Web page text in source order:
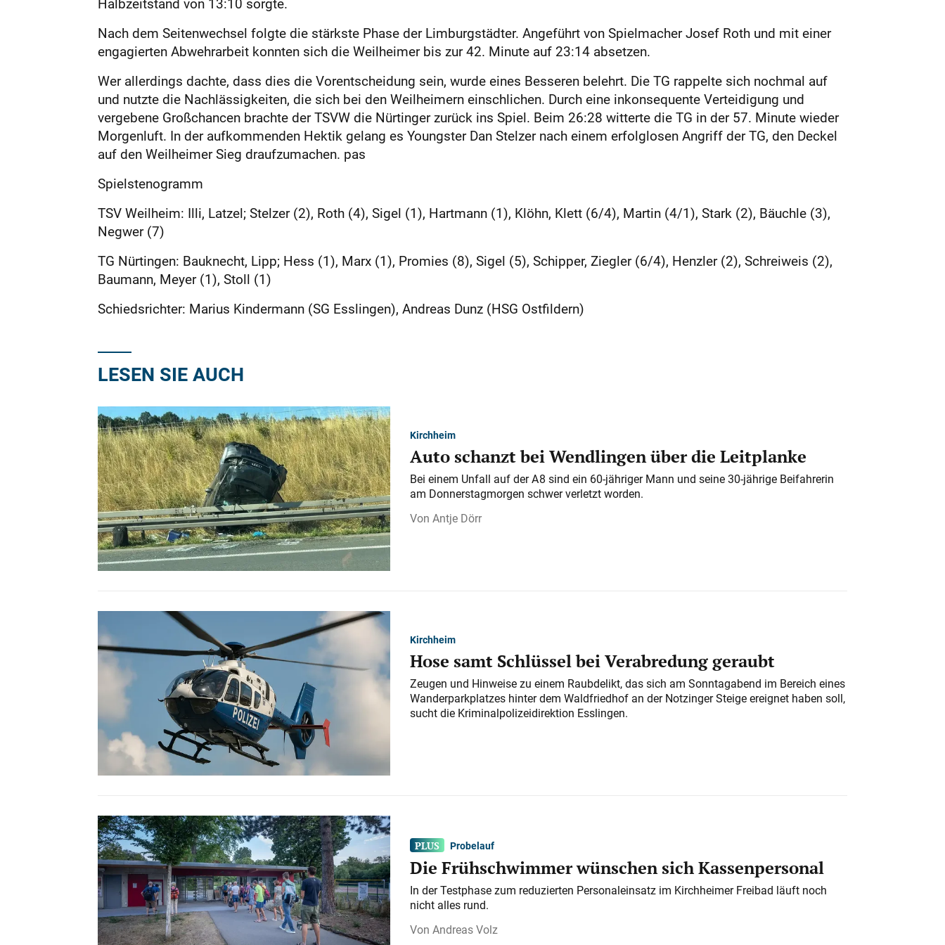
Nach dem Seitenwechsel folgte die stärkste Phase der Limburgstädter. Angeführt von Spielmacher Josef Roth und mit einer
engagierten Abwehrarbeit konnten sich die Weilheimer bis zur 42. Minute auf 23:14 absetzen.
Wer allerdings dachte, dass dies die Vorentscheidung sein, wurde eines Besseren belehrt. Die TG rappelte sich nochmal auf
und nutzte die Nachlässigkeiten, die sich bei den Weilheimern einschlichen. Durch eine inkonsequente Verteidigung und
vergebene Großchancen brachte der TSVW die Nürtinger zurück ins Spiel. Beim 26:28 witterte die TG in der 57. Minute wieder
Morgenluft. In der aufkommenden Hektik gelang es Youngster Dan Stelzer nach einem erfolglosen Angriff der TG, den Deckel
auf den Weilheimer Sieg draufzumachen. pas
Spielstenogramm
TSV Weilheim: Illi, Latzel; Stelzer (2), Roth (4), Sigel (1), Hartmann (1), Klöhn, Klett (6/4), Martin (4/1), Stark (2), Bäuchle (3),
Negwer (7)
TG Nürtingen: Bauknecht, Lipp; Hess (1), Marx (1), Promies (8), Sigel (5), Schipper, Ziegler (6/4), Henzler (2), Schreiweis (2),
Baumann, Meyer (1), Stoll (1)
Schiedsrichter: Marius Kindermann (SG Esslingen), Andreas Dunz (HSG Ostfildern)
LESEN SIE AUCH
Kirchheim
Auto schanzt bei Wendlingen über die Leitplanke
Bei einem Unfall auf der A 8 sind ein 60-jähriger Mann und seine 30-jährige Beifahrerin
am Donnerstagmorgen schwer verletzt worden.
Antje Dörr
Kirchheim
Hose samt Schlüssel bei Verabredung geraubt
Zeugen und Hinweise zu einem Raubdelikt, das sich am Sonntagabend im Bereich eines
Wanderparkplatzes hinter dem Waldfriedhof an der Notzinger Steige ereignet haben soll,
sucht die Kriminalpolizeidirektion Esslingen.
Probelauf
Die Frühschwimmer wünschen sich Kassenpersonal
In der Testphase zum reduzierten Personaleinsatz im Kirchheimer Freibad läuft noch
nicht alles rund.
Andreas Volz